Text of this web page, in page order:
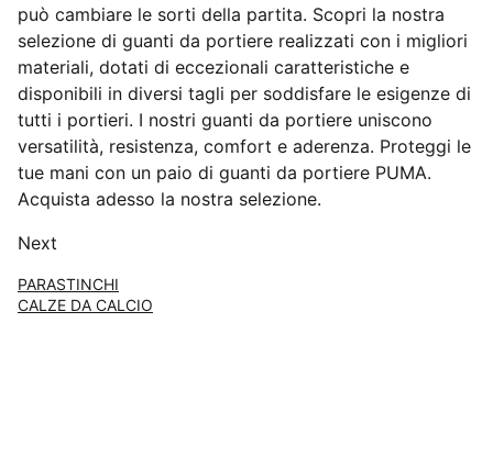
può cambiare le sorti della partita. Scopri la nostra
selezione di guanti da portiere realizzati con i migliori
materiali, dotati di eccezionali caratteristiche e
disponibili in diversi tagli per soddisfare le esigenze di
tutti i portieri. I nostri guanti da portiere uniscono
versatilità, resistenza, comfort e aderenza. Proteggi le
tue mani con un paio di guanti da portiere PUMA.
Acquista adesso la nostra selezione.
Next
PARASTINCHI
CALZE DA CALCIO